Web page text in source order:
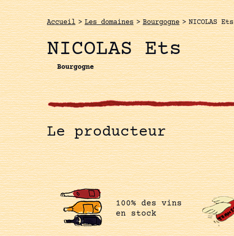
Accueil > Les domaines > Bourgogne > NICOLAS Ets
NICOLAS Ets
Bourgogne
Le producteur
100% des vins
en stock